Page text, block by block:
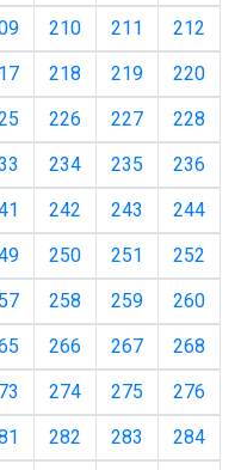
210 211
212
218 219
220
226 227
228
234 235
236
242 243
244
250 251
252
258 259
260
266 267
268
274 275
276
282 283
284